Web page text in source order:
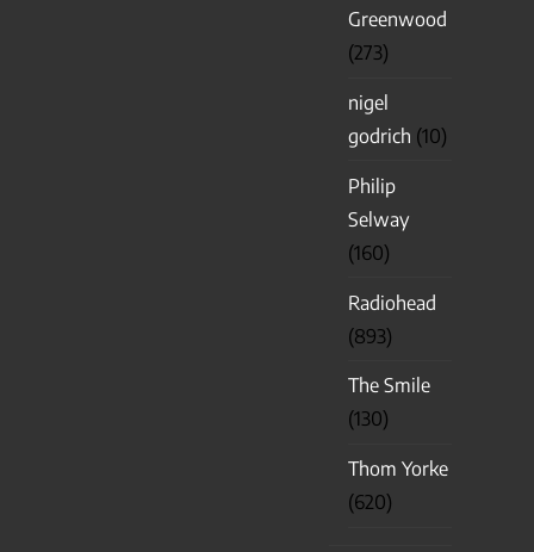
Greenwood
(273)
nigel
godrich (10)
Philip
Selway
(160)
Radiohead
(893)
The Smile
(130)
Thom Yorke
(620)